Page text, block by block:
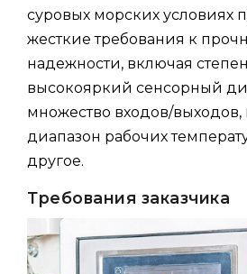
суровых морских условиях
жесткие требования к
надежности, включая
высокояркий сенсорный
множество входов/
диапазон рабочих
другое.
Требования заказчика